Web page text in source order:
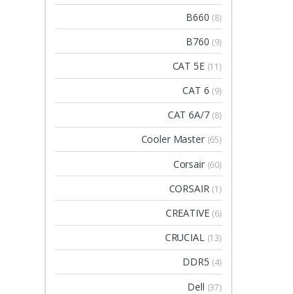
B660 (8)
B760 (9)
CAT 5E (11)
CAT 6 (9)
CAT 6A/7 (8)
Cooler Master (65)
Corsair (60)
CORSAIR (1)
CREATIVE (6)
CRUCIAL (13)
DDR5 (4)
Dell (37)